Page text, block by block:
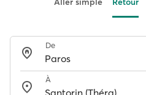
De
À